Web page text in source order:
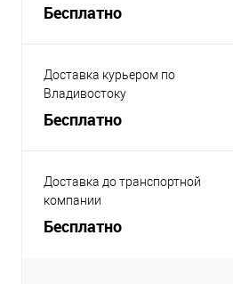
Бесплатно
Доставка курьером по
Владивостоку
Бесплатно
Доставка до транспортной
компании
Бесплатно